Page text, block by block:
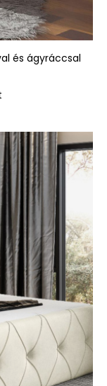
és ágyráccsal